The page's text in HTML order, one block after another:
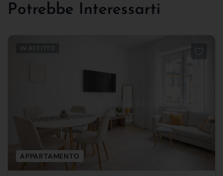
Potrebbe Interessarti
IN AFFITTO
APPARTAMENTO